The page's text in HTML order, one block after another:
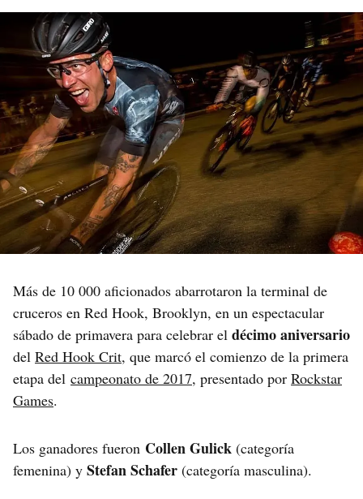
Más de 10 000 aficionados abarrotaron la terminal de
cruceros en Red Hook, Brooklyn, en un espectacular
sábado de primavera para celebrar el décimo aniversario
del Red Hook Crit, que marcó el comienzo de la primera
etapa del campeonato de 2017, presentado por Rockstar
Games.
Los ganadores fueron Collen Gulick (categoría
femenina) y Stefan Schafer (categoría masculina).